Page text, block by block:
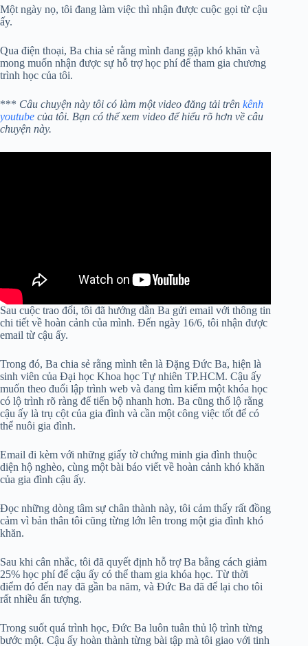
Một ngày nọ, tôi đang làm việc thì nhận được cuộc gọi từ cậu
ấy.
Qua điện thoại, Ba chia sẻ rằng mình đang gặp khó khăn và
mong muốn nhận được sự hỗ trợ học phí để tham gia chương
trình học của tôi.
*** Câu chuyện này tôi có làm một video đăng tải trên kênh
youtube của tôi. Bạn có thể xem video để hiểu rõ hơn về câu
chuyện này.
Sau cuộc trao đổi, tôi đã hướng dẫn Ba gửi email với thông tin
chi tiết về hoàn cảnh của mình. Đến ngày 16/6, tôi nhận được
email từ cậu ấy.
Trong đó, Ba chia sẻ rằng mình tên là Đặng Đức Ba, hiện là
sinh viên của Đại học Khoa học Tự nhiên TP.HCM. Cậu ấy
muốn theo đuổi lập trình web và đang tìm kiếm một khóa học
có lộ trình rõ ràng để tiến bộ nhanh hơn. Ba cũng thổ lộ rằng
cậu ấy là trụ cột của gia đình và cần một công việc tốt để có
thể nuôi gia đình.
Email đi kèm với những giấy tờ chứng minh gia đình thuộc
diện hộ nghèo, cùng một bài báo viết về hoàn cảnh khó khăn
của gia đình cậu ấy.
Đọc những dòng tâm sự chân thành này, tôi cảm thấy rất đồng
cảm vì bản thân tôi cũng từng lớn lên trong một gia đình khó
khăn.
Sau khi cân nhắc, tôi đã quyết định hỗ trợ Ba bằng cách giảm
25% học phí để cậu ấy có thể tham gia khóa học. Từ thời
điểm đó đến nay đã gần ba năm, và Đức Ba đã để lại cho tôi
rất nhiều ấn tượng.
Trong suốt quá trình học, Đức Ba luôn tuân thủ lộ trình từng
bước một. Cậu ấy hoàn thành từng bài tập mà tôi giao với tinh